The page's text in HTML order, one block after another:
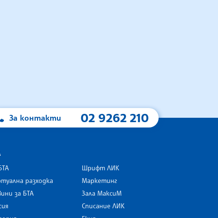
За контакти 02 9262 210
разходка
за БТА
Шрифт ЛИК
Маркетинг
Зала МаксиМ
Списание ЛИК